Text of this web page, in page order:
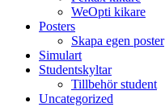
WeOpti kikare
Posters
Skapa egen poster
Simulart
Studentskyltar
Tillbehör student
Uncategorized